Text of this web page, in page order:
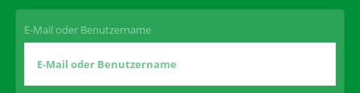
E-Mail oder Benutzername